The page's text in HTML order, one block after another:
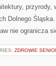
Dolnego
nie ogranicza
ZDROWIE